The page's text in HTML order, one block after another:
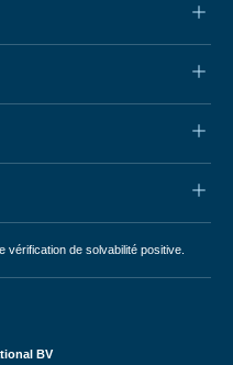
de solvabilité positive.
BV